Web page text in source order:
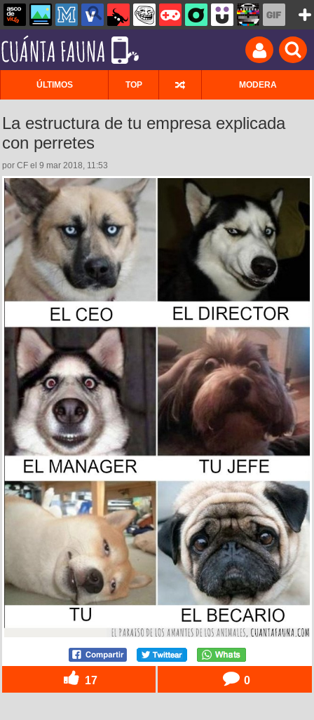
ÚLTIMOS TOP MODERA
La estructura de tu empresa explicada
con perretes
por CF el 9 mar 2018, 11:53
17 0